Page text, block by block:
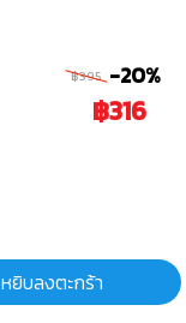
฿395 -20%
฿316
หยิบลงตะกร้า